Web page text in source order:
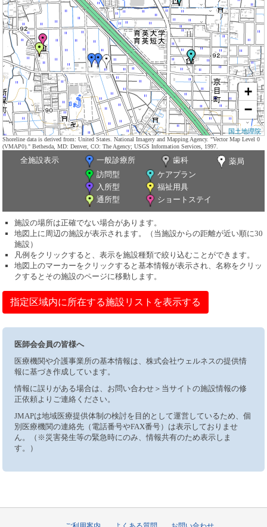
+
−
国土地理院
Shoreline data is derived from: United States. National Imagery and Mapping Agency. "Vector Map Level 0
(VMAP0)." Bethesda, MD: Denver, CO: The Agency; USGS Information Services, 1997.
全施設表示 一般診療所 歯科
薬局
訪問型
ケアプラン
入所型
福祉用具
通所型
ショートステイ
施設の場所は正確でない場合があります。
地図上に周辺の施設が表示されます。（当施設からの距離が近い順に30
施設）
凡例をクリックすると、表示を施設種類で絞り込むことができます。
地図上のマーカーをクリックすると基本情報が表示され、名称をクリッ
クするとその施設のページに移動します。
指定区域内に所在する施設リストを表示する
医師会会員の皆様へ
医療機関や介護事業所の基本情報は、株式会社ウェルネスの提供情
報に基づき作成しています。
情報に誤りがある場合は、お問い合わせ＞当サイトの施設情報の修
正依頼よりご連絡ください。
JMAPは地域医療提供体制の検討を目的として運営しているため、個
別医療機関の連絡先（電話番号やFAX番号）は表示しておりませ
ん。（※災害発生等の緊急時にのみ、情報共有のため表示しま
す。）